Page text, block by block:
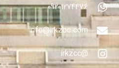
09201274476
info@irkzbc.com
@irkzcc